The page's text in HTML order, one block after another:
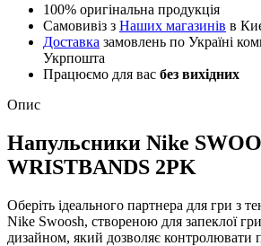
100% оригінальна продукція
Самовивіз з Наших магазинів в
Доставка замовлень по Україні
Укрпошта
Працюємо для вас без вихідних
Опис
Напульсники Nike
WRISTBANDS 2PK
Оберіть ідеального партнера для гри з
Nike Swoosh, створеною для запеклої
дизайном, який дозволяє контролювати